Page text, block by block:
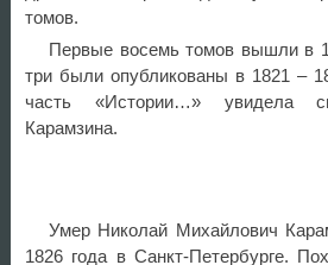
томов.
Первые восемь томов вышли в
три были опубликованы в 1821 –
часть «Истории…» увидела
Карамзина.
Умер Николай Михайлович
1826 года в Санкт-Петербурге.